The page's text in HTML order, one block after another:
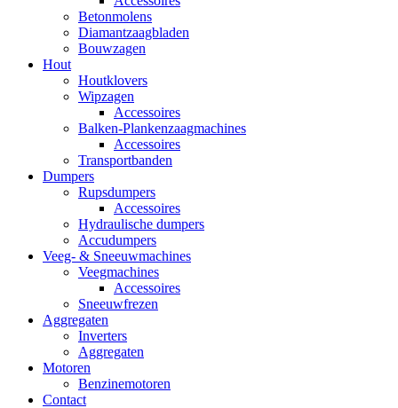
Betonmolens
Diamantzaagbladen
Bouwzagen
Hout
Houtklovers
Wipzagen
Accessoires
Balken-Plankenzaagmachines
Accessoires
Transportbanden
Dumpers
Rupsdumpers
Accessoires
Hydraulische dumpers
Accudumpers
Veeg- & Sneeuwmachines
Veegmachines
Accessoires
Sneeuwfrezen
Aggregaten
Inverters
Aggregaten
Motoren
Benzinemotoren
Contact